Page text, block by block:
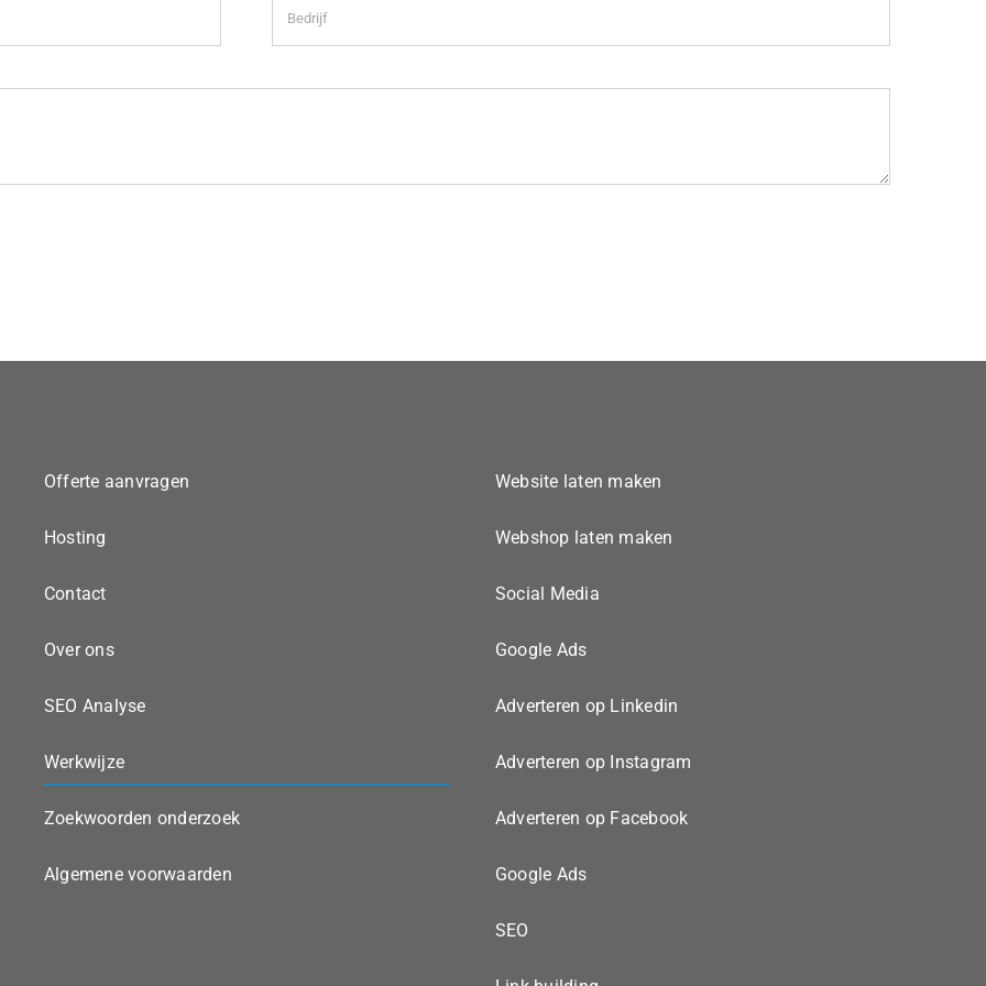
Offerte aanvragen
Hosting
Contact
Over ons
SEO Analyse
Werkwijze
Zoekwoorden onderzoek
Algemene voorwaarden
Website laten maken
Webshop laten maken
Social Media
Google Ads
Adverteren op Linkedin
Adverteren op Instagram
Adverteren op Facebook
Google Ads
SEO